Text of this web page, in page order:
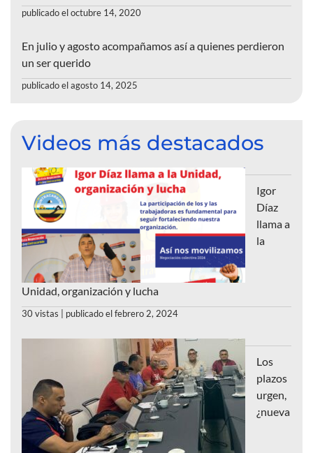
publicado el octubre 14, 2020
En julio y agosto acompañamos así a quienes perdieron
un ser querido
publicado el agosto 14, 2025
Videos más destacados
Igor
Díaz
llama a
la
Unidad, organización y lucha
30 vistas publicado el febrero 2, 2024
Los
plazos
urgen,
¿nueva